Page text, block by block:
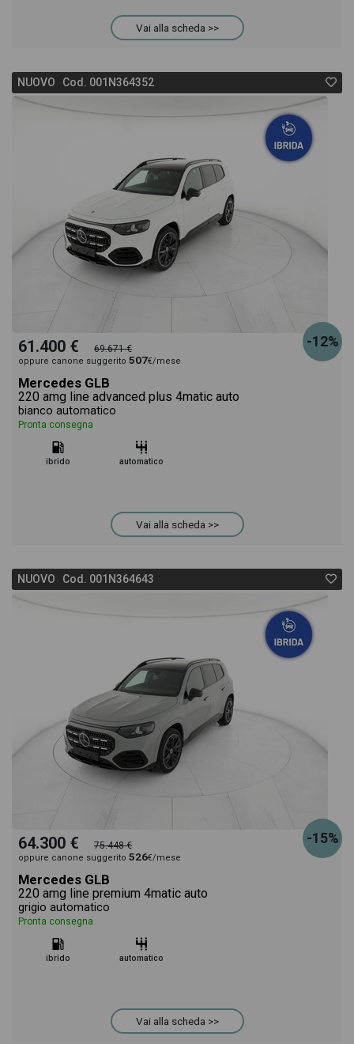
Vai alla scheda >>
NUOVO Cod. 001N364352
-12%
61.400 € 69.671 €
oppure canone suggerito 507€/mese
Mercedes GLB
220 amg line advanced plus 4matic auto
bianco automatico
Pronta consegna
ibrido automatico
Vai alla scheda >>
NUOVO Cod. 001N364643
-15%
64.300 € 75.448 €
oppure canone suggerito 526€/mese
Mercedes GLB
220 amg line premium 4matic auto
grigio automatico
Pronta consegna
ibrido automatico
Vai alla scheda >>